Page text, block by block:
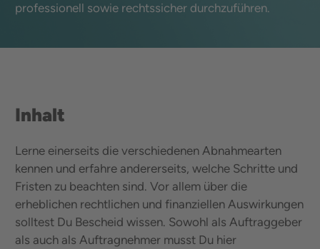
professionell sowie rechtssicher durchzuführen.
Inhalt
Lerne einerseits die verschiedenen Abnahmearten
kennen und erfahre andererseits, welche Schritte und
Fristen zu beachten sind. Vor allem über die
erheblichen rechtlichen und finanziellen Auswirkungen
solltest Du Bescheid wissen. Sowohl als Auftraggeber
als auch als Auftragnehmer musst Du hier